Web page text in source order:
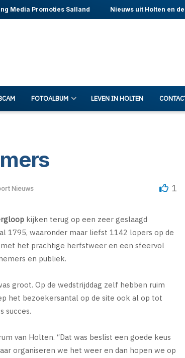
Media Promoties Salland Nieuws uit Holten en
FOTOALBUM LEVEN IN HOLTEN
Nieuws 1
kijken terug op een zeer geslaagd
1795, waaronder maar liefst 1142 lopers op de
het prachtige herfstweer en een sfeervol
en publiek.
groot. Op de wedstrijddag zelf hebben ruim
het bezoekersantal op de site ook al op tot
succes.
van Holten. “Dat was beslist een goede keus
organiseren we het weer en dan hopen we op